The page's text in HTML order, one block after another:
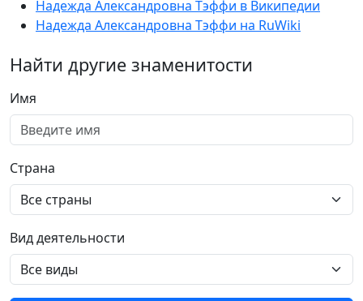
Надежда Александровна Тэффи в Википедии
Надежда Александровна Тэффи на RuWiki
Найти другие знаменитости
Имя
Страна
Вид деятельности